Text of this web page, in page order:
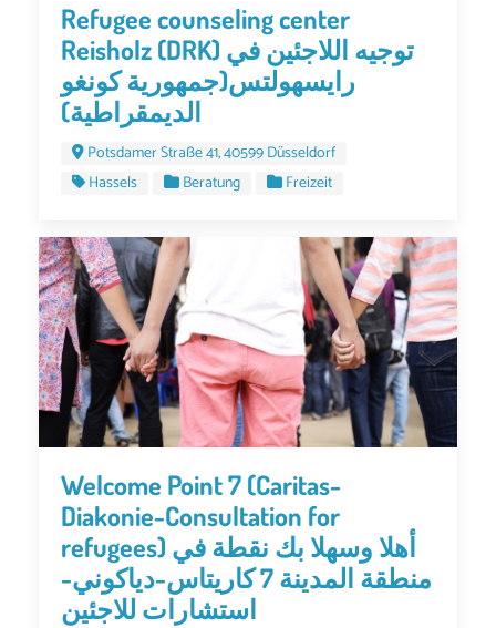
Refugee counseling center
Reisholz (DRK) توجيه اللاجئين في
رايسهولتس(جمهورية كونغو
الديمقراطية)
Potsdamer Straße 41, 40599 Düsseldorf
Hassels
Beratung Freizeit
Welcome Point 7 (Caritas-
Diakonie-Consultation for
refugees) أهلا وسهلا بك نقطة في
منطقة المدينة 7 كاريتاس-دياكوني-
استشارات للاجئين